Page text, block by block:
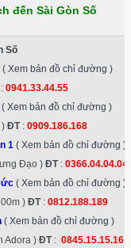
đến Sài Gòn Số
Số
( Xem bản đồ chỉ đường )
0941.33.44.55
( Xem bản đồ chỉ đường )
) ĐT: 0909.186.168
1 ( Xem bản đồ chỉ đường )
Đạo ) ĐT: 0366.04.04.04
( Xem bản đồ chỉ đường )
) ĐT: 0812.188.189
( Xem bản đồ chỉ đường )
Adora ) ĐT: 0845.15.15.16